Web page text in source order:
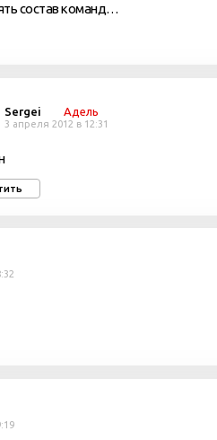
состав команд…
Sergei Адель
3 апреля 2012 в 12:31